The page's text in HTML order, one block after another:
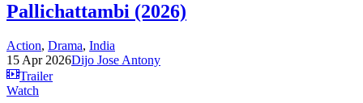
Pallichattambi (2026)
Action, Drama, India
15 Apr 2026Dijo Jose Antony
Trailer
Watch